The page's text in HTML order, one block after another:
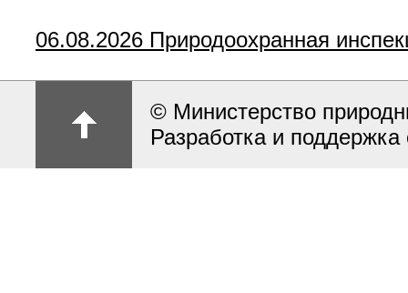
06.08.2026 Природоохранная
© Министерство
Разработка и